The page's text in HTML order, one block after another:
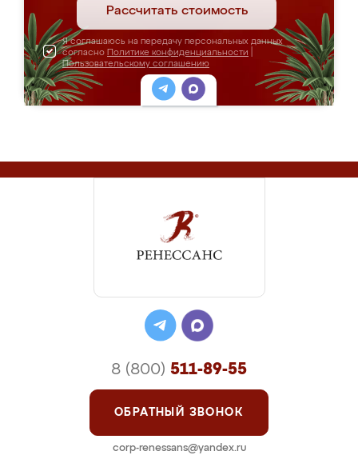
Рассчитать стоимость
Я соглашаюсь на передачу персональных данных
согласно Политике конфиденциальности
Пользовательскому соглашению
8 (800) 511-89-55
ОБРАТНЫЙ ЗВОНОК
corp-renessans@yandex.ru